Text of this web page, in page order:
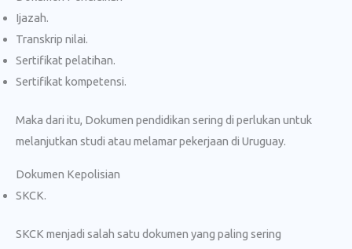
Ijazah.
Transkrip nilai.
Sertifikat pelatihan.
Sertifikat kompetensi.
Maka dari itu, Dokumen pendidikan sering di perlukan untuk
melanjutkan studi atau melamar pekerjaan di Uruguay.
Dokumen Kepolisian
SKCK.
SKCK menjadi salah satu dokumen yang paling sering